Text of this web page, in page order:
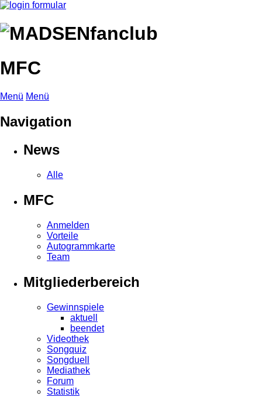
MFC
Menü Menü
Navigation
News
Alle
MFC
Anmelden
Vorteile
Autogrammkarte
Team
Mitgliederbereich
Gewinnspiele
aktuell
beendet
Videothek
Songquiz
Songduell
Mediathek
Forum
Statistik